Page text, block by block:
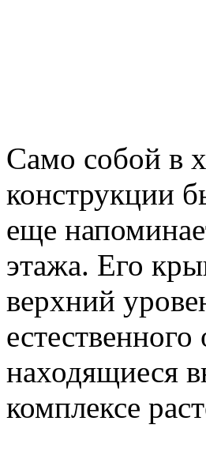
Само собой в
конструкции
еще
этажа. Его
верхний
находящиеся
комплексе